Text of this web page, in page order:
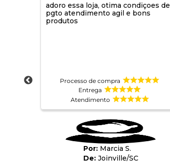
adoro essa loja, otima condiçoes de
pgto atendimento agil e bons
produtos
Processo de compra
Entrega
Atendimento
Marcia S.
Joinville/SC